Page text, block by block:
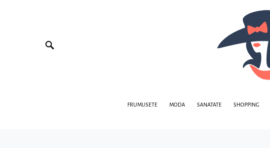
FRUMUSETE MODA SANATATE SHOPPING